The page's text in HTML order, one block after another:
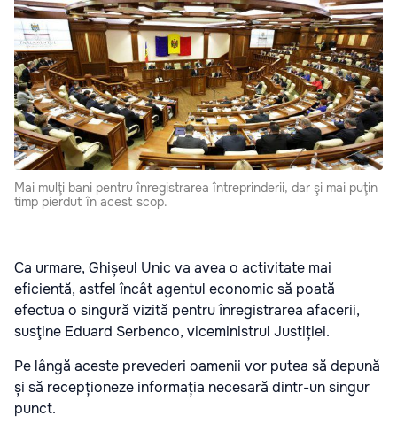
Mai mulţi bani pentru înregistrarea întreprinderii, dar şi mai puţin
timp pierdut în acest scop.
Ca urmare, Ghișeul Unic va avea o activitate mai
eficientă, astfel încât agentul economic să poată
efectua o singură vizită pentru înregistrarea afacerii,
susţine Eduard Serbenco, viceministrul Justiției.
Pe lângă aceste prevederi oamenii vor putea să depună
și să recepționeze informația necesară dintr-un singur
punct.